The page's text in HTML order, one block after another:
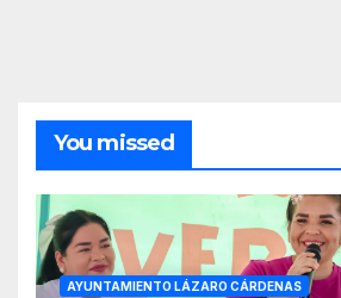
You missed
AYUNTAMIENTO LÁZARO CÁRDENAS